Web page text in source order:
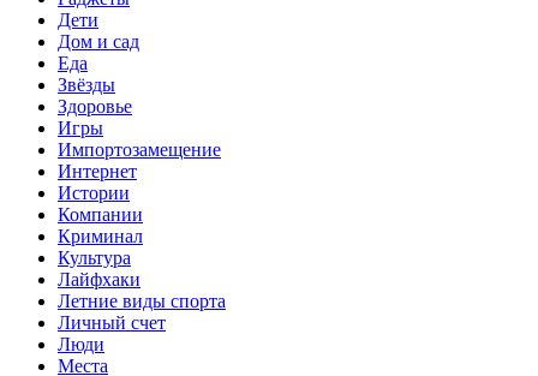
Дети
Дом и сад
Еда
Звёзды
Здоровье
Игры
Импортозамещение
Интернет
Истории
Компании
Криминал
Культура
Лайфхаки
Летние виды спорта
Личный счет
Люди
Места